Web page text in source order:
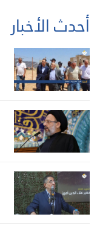
أحدث الأخبار